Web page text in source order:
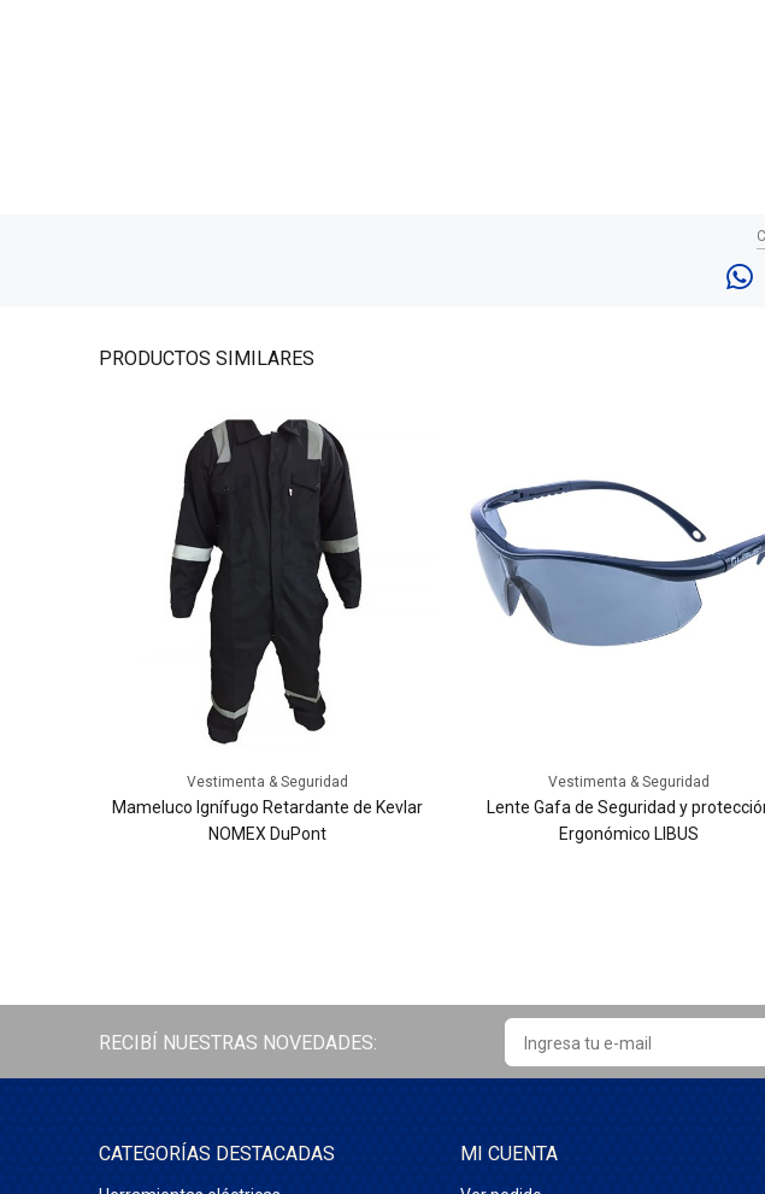
PRODUCTOS SIMILARES
Vestimenta & Seguridad
Mameluco Ignífugo Retardante de Kevlar
NOMEX DuPont
Vestimenta & Seguridad
Lente Gafa de Seguridad y
Ergonómico LIBUS
RECIBÍ NUESTRAS NOVEDADES:
CATEGORÍAS DESTACADAS MI CUENTA